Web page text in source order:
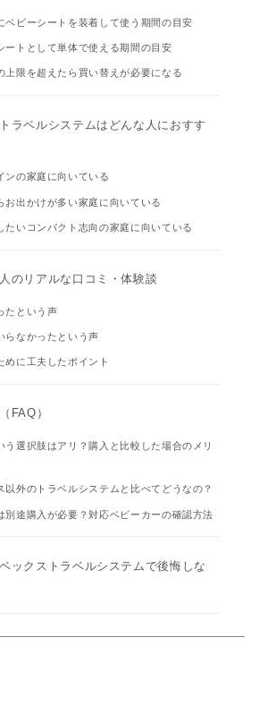
ベビーシートを装着して使う期間の目安
ートとして単体で使える期間の目安
上限を超えたら買い替えが必要になる
ラベルシステムはどんな人におすす
ンの家庭に向いている
お出かけが多い家庭に向いている
たいコンパクト志向の家庭に向いている
のリアルな口コミ・体験談
たという声
らなかったという声
めに工夫したポイント
FAQ）
う選択肢はアリ？購入と比較した場合のメリ
以外のトラベルシステムと比べてどうなの？
別途購入が必要？対応ベビーカーの確認方法
ックストラベルシステムで後悔しな